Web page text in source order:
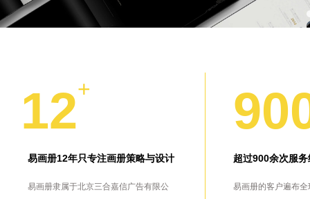
2 3
12+
易画册12年只专注画册策略与设计
易画册隶属于北京三合嘉信广告有限公
超过900余次服务
易画册的客户遍布